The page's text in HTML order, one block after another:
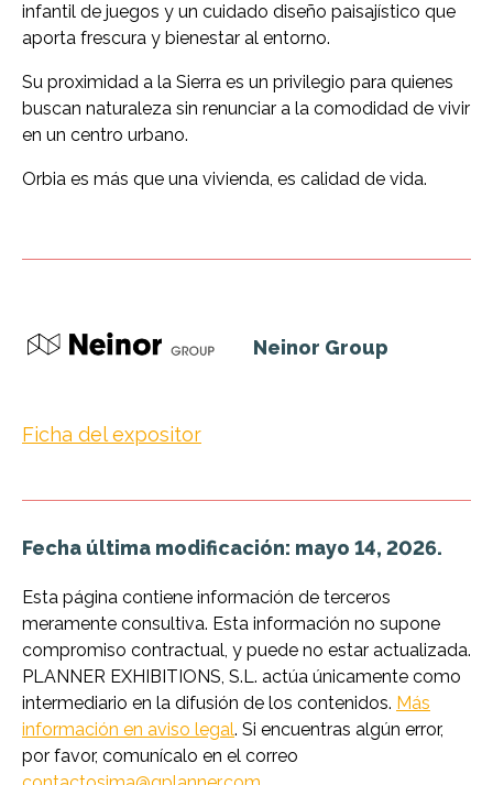
infantil de juegos y un cuidado diseño paisajístico que
aporta frescura y bienestar al entorno.
Su proximidad a la Sierra es un privilegio para quienes
buscan naturaleza sin renunciar a la comodidad de vivir
en un centro urbano.
Orbia es más que una vivienda, es calidad de vida.
Neinor Group
Ficha del expositor
Fecha última modificación: mayo 14, 2026.
Esta página contiene información de terceros
meramente consultiva. Esta información no supone
compromiso contractual, y puede no estar actualizada.
PLANNER EXHIBITIONS, S.L. actúa únicamente como
intermediario en la difusión de los contenidos. Más
información en aviso legal. Si encuentras algún error,
por favor, comunícalo en el correo